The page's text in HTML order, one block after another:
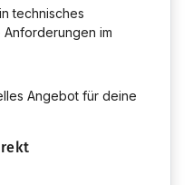
technisches
im
Angebot für deine